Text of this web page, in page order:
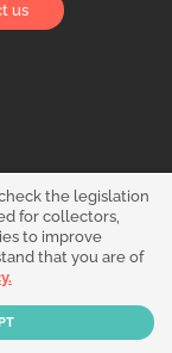
us
the legislation
for collectors,
to improve
that you are of